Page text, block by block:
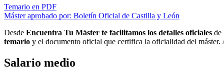
Temario en PDF
Máster aprobado por: Boletín Oficial de Castilla y León
Desde Encuentra Tu Máster te facilitamos los detalles oficiales de
temario y el documento oficial que certifica la oficialidad del
Salario medio